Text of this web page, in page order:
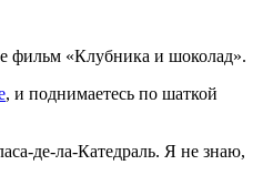
фильм «Клубника и шоколад».
, и поднимаетесь по шаткой
де-ла-Катедраль. Я не знаю,